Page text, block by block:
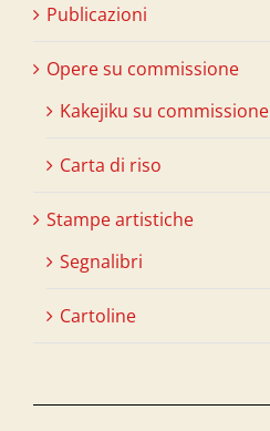
Publicazioni
Opere su commissione
Kakejiku su commissione
Carta di riso
Stampe artistiche
Segnalibri
Cartoline